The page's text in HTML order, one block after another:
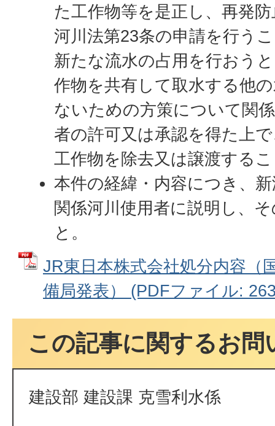
た工作物等を是正し、再発
河川法第23条の申請を行う
新たな流水の占用を行おう
作物を共有して取水する他
ないための方策について関
者の許可又は承認を得た上
工作物を除去又は譲渡する
本件の経緯・内容につき、
関係河川使用者に説明し、
と。
JR東日本株式会社処分内容（
備局発表） (PDFファイル:
この記事に関するお問
建設部 建設課 克雪利水係